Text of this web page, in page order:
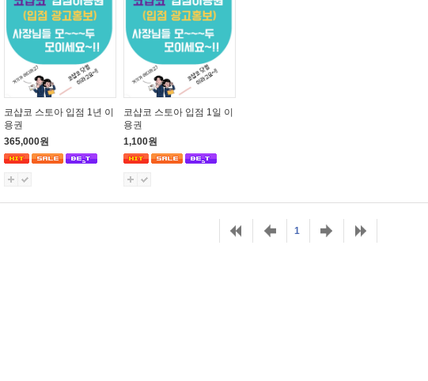
코샵코 스토아 입점 1년 이
용권
365,000원
코샵코 스토아 입점 1일 이
용권
1,100원
1